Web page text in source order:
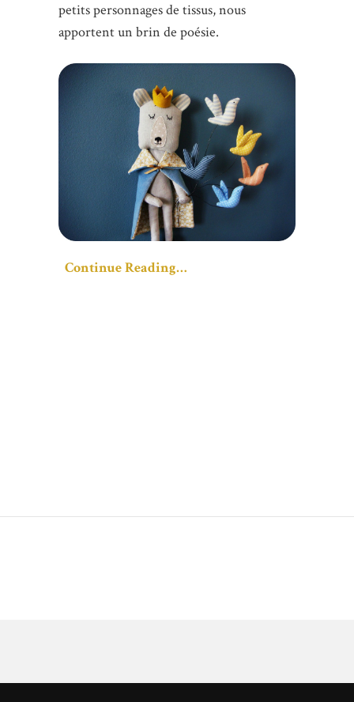
petits personnages de tissus, nous
apportent un brin de poésie.
Continue Reading…